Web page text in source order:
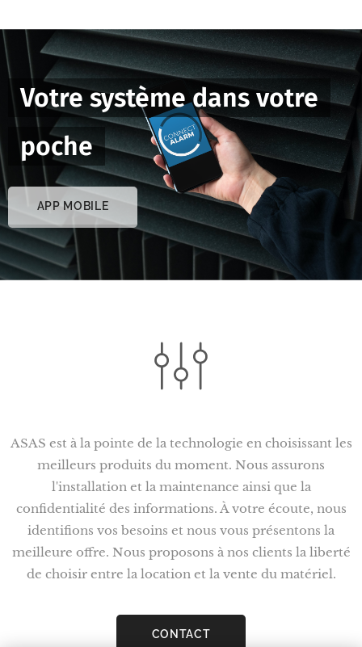
Votre système dans votre
poche
APP MOBILE
ASAS est à la pointe de la technologie en choisissant les
meilleurs produits du moment. Nous assurons
l'installation et la maintenance ainsi que la
confidentialité des informations. À votre écoute, nous
identifions vos besoins et nous vous présentons la
meilleure offre. Nous proposons à nos clients la liberté
de choisir entre la location et la vente du matériel.
CONTACT